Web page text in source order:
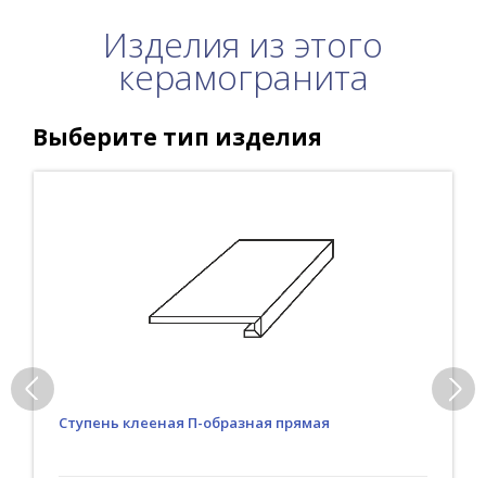
Изделия из этого
керамогранита
Выберите тип изделия
Ступень клееная П-образная прямая